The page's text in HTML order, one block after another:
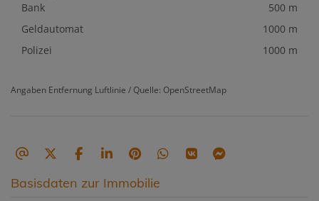
Bank
500 m
Geldautomat
1000 m
Polizei
1000 m
Angaben Entfernung Luftlinie / Quelle: OpenStreetMap
Basisdaten zur Immobilie